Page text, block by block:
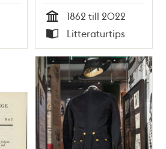
Pär Isaksson
Tid
1862 till 2022
Typ
Litteraturtips